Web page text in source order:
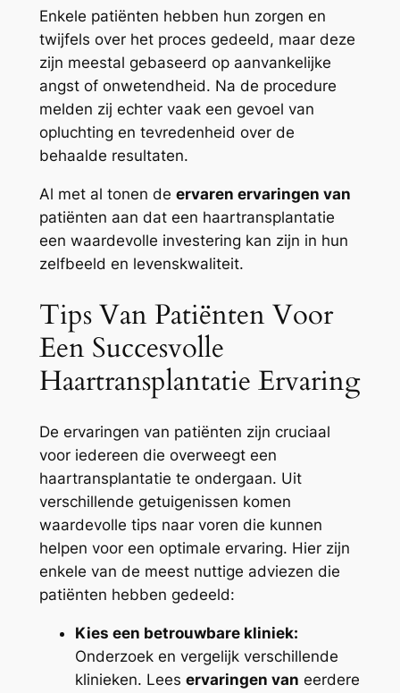
Enkele patiënten hebben hun zorgen en
twijfels over het proces gedeeld, maar deze
zijn meestal gebaseerd op aanvankelijke
angst of onwetendheid. Na de procedure
melden zij echter vaak een gevoel van
opluchting en tevredenheid over de
behaalde resultaten.
Al met al tonen de ervaren ervaringen van
patiënten aan dat een haartransplantatie
een waardevolle investering kan zijn in hun
zelfbeeld en levenskwaliteit.
Tips Van Patiënten Voor
Een Succesvolle
Haartransplantatie Ervaring
De ervaringen van patiënten zijn cruciaal
voor iedereen die overweegt een
haartransplantatie te ondergaan. Uit
verschillende getuigenissen komen
waardevolle tips naar voren die kunnen
helpen voor een optimale ervaring. Hier zijn
enkele van de meest nuttige adviezen die
patiënten hebben gedeeld:
Kies een betrouwbare kliniek:
Onderzoek en vergelijk verschillende
klinieken. Lees ervaringen van eerdere